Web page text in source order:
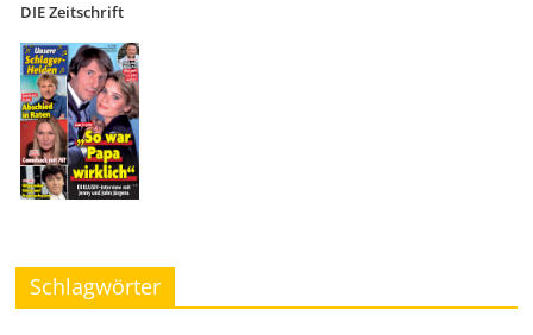
DIE Zeitschrift
Schlagwörter